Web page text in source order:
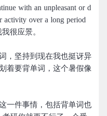
with an unpleasant or d
activity over a long period
很应景。
，坚持到现在我也挺讶异
着要背单词，这个暑假像
一件事情，包括背单词也